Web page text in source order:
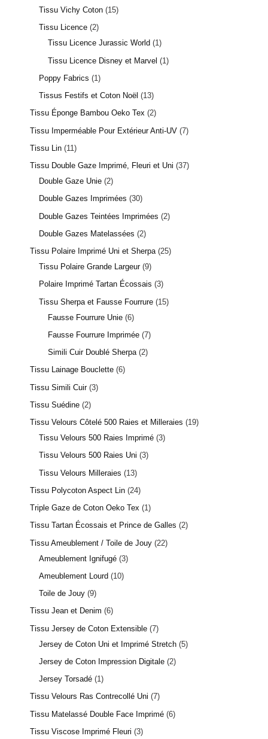
Tissu Vichy Coton 15
Tissu Licence 2
Tissu Licence Jurassic World
1
Tissu Licence Disney et Marvel
1
Poppy Fabrics
1
Tissus Festifs et Coton Noël
13
Tissu Éponge Bambou Oeko Tex 2
Tissu Imperméable Pour Extérieur Anti-UV 7
Tissu Lin 11
Tissu Double Gaze Imprimé, Fleuri et Uni 37
Double Gaze Unie 2
Double Gazes Imprimées 30
Double Gazes Teintées Imprimées
2
Double Gazes Matelassées
2
Tissu Polaire Imprimé Uni et Sherpa 25
Tissu Polaire Grande Largeur 9
Polaire Imprimé Tartan Écossais 3
Tissu Sherpa et Fausse Fourrure 15
Fausse Fourrure Unie 6
Fausse Fourrure Imprimée 7
Simili Cuir Doublé Sherpa 2
Tissu Lainage Bouclette 6
Tissu Simili Cuir 3
Tissu Suédine 2
Tissu Velours Côtelé 500 Raies et Milleraies
19
Tissu Velours 500 Raies Imprimé 3
Tissu Velours 500 Raies Uni 3
Tissu Velours Milleraies
13
Tissu Polycoton Aspect Lin 24
Triple Gaze de Coton Oeko Tex
1
Tissu Tartan Écossais et Prince de Galles 2
Tissu Ameublement / Toile de Jouy 22
Ameublement Ignifugé 3
Ameublement Lourd
10
Toile de Jouy 9
Tissu Jean et Denim 6
Tissu Jersey de Coton Extensible 7
Jersey de Coton Uni et Imprimé Stretch 5
Jersey de Coton Impression Digitale 2
Jersey Torsadé 1
Tissu Velours Ras Contrecollé Uni 7
Tissu Matelassé Double Face Imprimé 6
Tissu Viscose Imprimé Fleuri 3